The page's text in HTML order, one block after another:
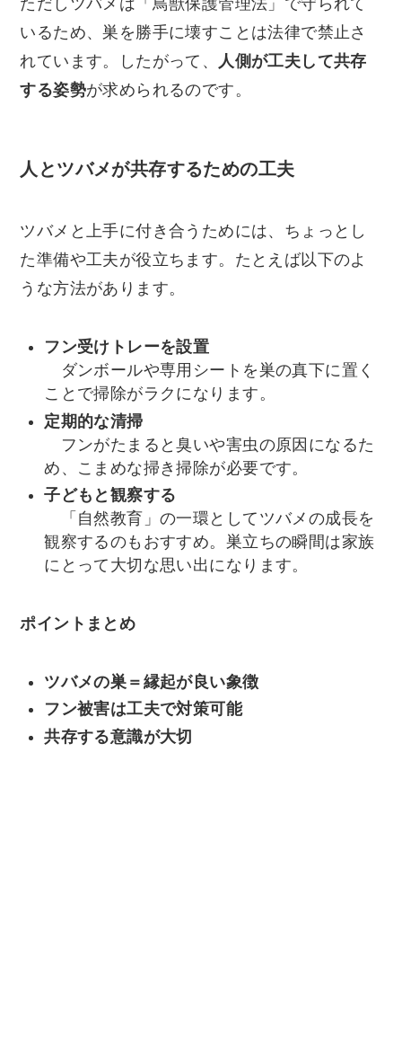
いるため、巣を勝手に壊すことは法律で禁止さ
れています。したがって、
人側が工夫して共存
する姿勢が求められるのです。
人とツバメが共存するための工夫
ツバメと上手に付き合うためには、ちょっとし
た準備や工夫が役立ちます。たとえば以下のよ
うな方法があります。
フン受けトレーを設置
ダンボールや専用シートを巣の真下に置く
ことで掃除がラクになります。
定期的な清掃
フンがたまると臭いや害虫の原因になるた
め、こまめな掃き掃除が必要です。
子どもと観察する
「自然教育」の一環としてツバメの成長を
観察するのもおすすめ。巣立ちの瞬間は家族
にとって大切な思い出になります。
ポイントまとめ
ツバメの巣＝縁起が良い象徴
フン被害は工夫で対策可能
共存する意識が大切